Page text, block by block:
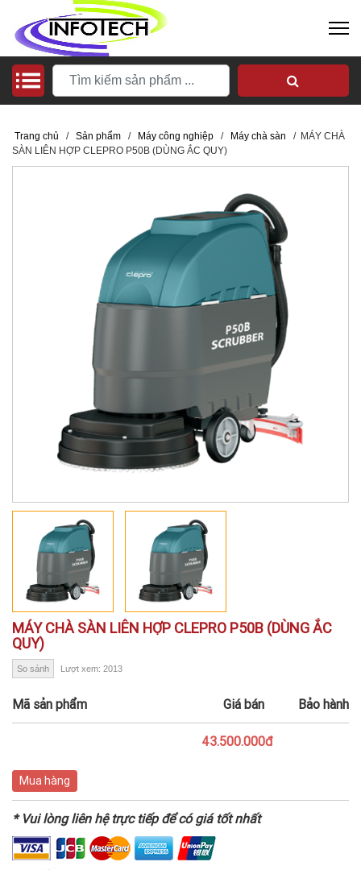
Trang chủ / Sản phẩm / Máy công nghiệp / Máy chà sàn / MÁY CHÀ
SÀN LIÊN HỢP CLEPRO P50B (DÙNG ẮC QUY)
MÁY CHÀ SÀN LIÊN HỢP CLEPRO P50B (DÙNG ẮC
QUY)
So sánh Lượt xem: 2013
Mã sản phẩm Giá bán Bảo hành
43.500.000đ
Mua hàng
* Vui lòng liên hệ trực tiếp để có giá tốt nhất